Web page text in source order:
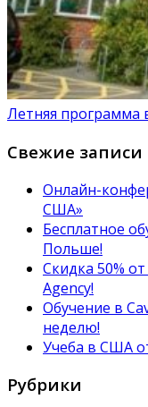
Летняя программа
Свежие записи
Онлайн-
США»
Бесплатное
Польше!
Скидка 50%
Agency!
Обучение в
неделю!
Учеба в США
Рубрики